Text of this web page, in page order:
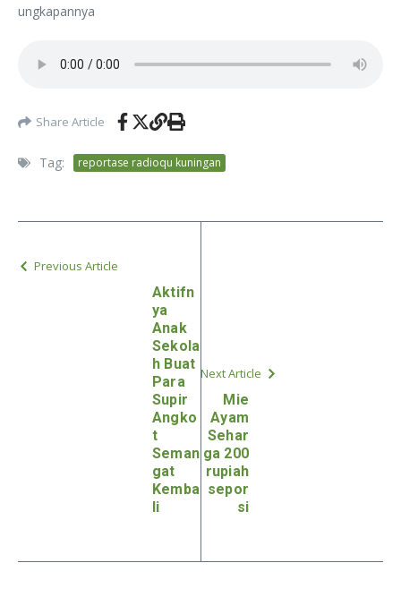
ungkapannya
Share Article
Tag: reportase radioqu kuningan
Previous Article
Aktifn
ya
Anak
Sekola
h Buat
Para
Supir
Angko
t
Seman
gat
Kemba
li
Next Article
Mie
Ayam
Sehar
ga 200
rupiah
sepor
si